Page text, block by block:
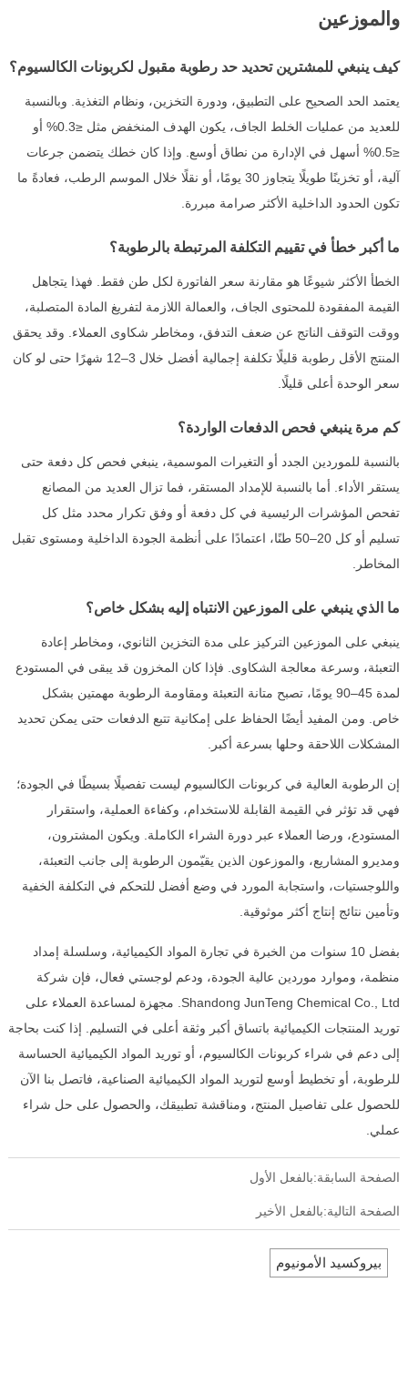
والموزعين
كيف ينبغي للمشترين تحديد حد رطوبة مقبول لكربونات الكالسيوم؟
يعتمد الحد الصحيح على التطبيق، ودورة التخزين، ونظام التغذية. وبالنسبة
للعديد من عمليات الخلط الجاف، يكون الهدف المنخفض مثل ≤0.3% أو
≤0.5% أسهل في الإدارة من نطاق أوسع. وإذا كان خطك يتضمن جرعات
آلية، أو تخزينًا طويلًا يتجاوز 30 يومًا، أو نقلًا خلال الموسم الرطب، فعادةً ما
تكون الحدود الداخلية الأكثر صرامة مبررة.
ما أكبر خطأ في تقييم التكلفة المرتبطة بالرطوبة؟
الخطأ الأكثر شيوعًا هو مقارنة سعر الفاتورة لكل طن فقط. فهذا يتجاهل
القيمة المفقودة للمحتوى الجاف، والعمالة اللازمة لتفريغ المادة المتصلبة،
ووقت التوقف الناتج عن ضعف التدفق، ومخاطر شكاوى العملاء. وقد يحقق
المنتج الأقل رطوبة قليلًا تكلفة إجمالية أفضل خلال 3–12 شهرًا حتى لو كان
سعر الوحدة أعلى قليلًا.
كم مرة ينبغي فحص الدفعات الواردة؟
بالنسبة للموردين الجدد أو التغيرات الموسمية، ينبغي فحص كل دفعة حتى
يستقر الأداء. أما بالنسبة للإمداد المستقر، فما تزال العديد من المصانع
تفحص المؤشرات الرئيسية في كل دفعة أو وفق تكرار محدد مثل كل
تسليم أو كل 20–50 طنًا، اعتمادًا على أنظمة الجودة الداخلية ومستوى تقبل
المخاطر.
ما الذي ينبغي على الموزعين الانتباه إليه بشكل خاص؟
ينبغي على الموزعين التركيز على مدة التخزين الثانوي، ومخاطر إعادة
التعبئة، وسرعة معالجة الشكاوى. فإذا كان المخزون قد يبقى في المستودع
لمدة 45–90 يومًا، تصبح متانة التعبئة ومقاومة الرطوبة مهمتين بشكل
خاص. ومن المفيد أيضًا الحفاظ على إمكانية تتبع الدفعات حتى يمكن تحديد
المشكلات اللاحقة وحلها بسرعة أكبر.
إن الرطوبة العالية في كربونات الكالسيوم ليست تفصيلًا بسيطًا في الجودة؛
فهي قد تؤثر في القيمة القابلة للاستخدام، وكفاءة العملية، واستقرار
المستودع، ورضا العملاء عبر دورة الشراء الكاملة. ويكون المشترون،
ومديرو المشاريع، والموزعون الذين يقيّمون الرطوبة إلى جانب التعبئة،
واللوجستيات، واستجابة المورد في وضع أفضل للتحكم في التكلفة الخفية
وتأمين نتائج إنتاج أكثر موثوقية.
بفضل 10 سنوات من الخبرة في تجارة المواد الكيميائية، وسلسلة إمداد
منظمة، وموارد موردين عالية الجودة، ودعم لوجستي فعال، فإن شركة
Shandong JunTeng Chemical Co., Ltd. مجهزة لمساعدة العملاء على
توريد المنتجات الكيميائية باتساق أكبر وثقة أعلى في التسليم. إذا كنت بحاجة
إلى دعم في شراء كربونات الكالسيوم، أو توريد المواد الكيميائية الحساسة
للرطوبة، أو تخطيط أوسع لتوريد المواد الكيميائية الصناعية، فاتصل بنا الآن
للحصول على تفاصيل المنتج، ومناقشة تطبيقك، والحصول على حل شراء
عملي.
الصفحة السابقة:بالفعل الأول
الصفحة التالية:بالفعل الأخير
بيروكسيد الأمونيوم